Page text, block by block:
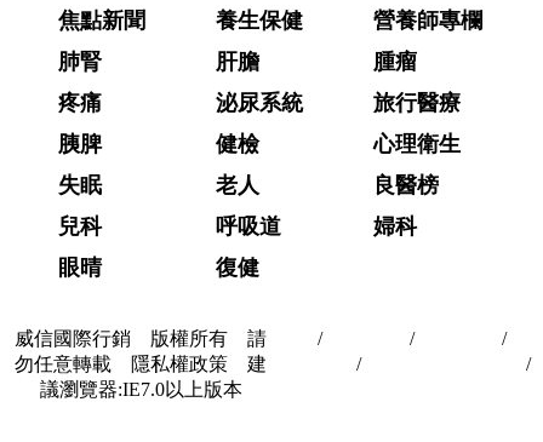
焦點新聞 養生保健
營養師專欄
肺腎
肝膽
腫瘤
疼痛
泌尿系統
旅行醫療
胰脾
健檢
心理衛生
失眠
老人
良醫榜
兒科
呼吸道
婦科
眼晴
復健
威信國際行銷 版權所有 請
勿任意轉載 隱私權政策 建
議瀏覽器:IE7.0以上版本
/ / /
/
/